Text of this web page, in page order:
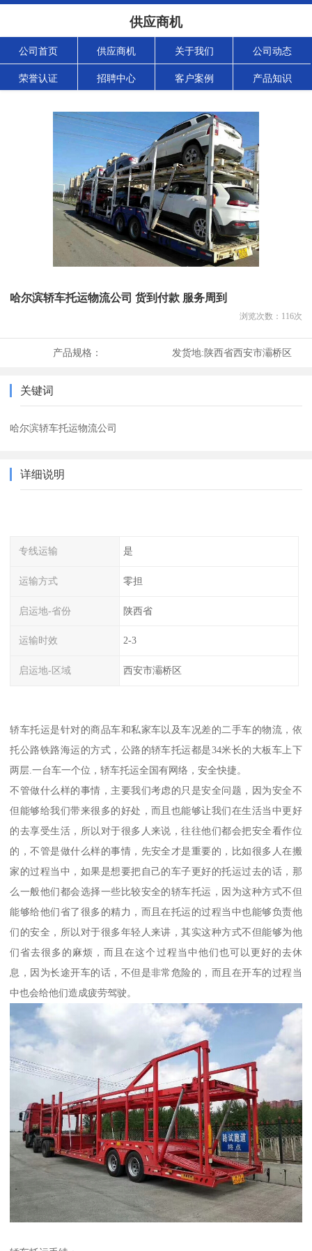
供应商机
公司首页 供应商机 关于我们 公司动态
荣誉认证 招聘中心 客户案例 产品知识
哈尔滨轿车托运物流公司 货到付款 服务周到
浏览次数： 116次
产品规格： 发货地:陕西省西安市灞桥区
关键词
哈尔滨轿车托运物流公司
详细说明
专线运输 是
运输方式 零担
启运地-省份 陕西省
运输时效 2-3
启运地-区域 西安市灞桥区
轿车托运是针对的商品车和私家车以及车况差的二手车的物流，依
托公路铁路海运的方式，公路的轿车托运都是34米长的大板车上下
两层.一台车一个位，轿车托运全国有网络，安全快捷。
不管做什么样的事情，主要我们考虑的只是安全问题，因为安全不
但能够给我们带来很多的好处，而且也能够让我们在生活当中更好
的去享受生活，所以对于很多人来说，往往他们都会把安全看作位
的，不管是做什么样的事情，先安全才是重要的，比如很多人在搬
家的过程当中，如果是想要把自己的车子更好的托运过去的话，那
么一般他们都会选择一些比较安全的轿车托运，因为这种方式不但
能够给他们省了很多的精力，而且在托运的过程当中也能够负责他
们的安全，所以对于很多年轻人来讲，其实这种方式不但能够为他
们省去很多的麻烦，而且在这个过程当中他们也可以更好的去休
息，因为长途开车的话，不但是非常危险的，而且在开车的过程当
中也会给他们造成疲劳驾驶。